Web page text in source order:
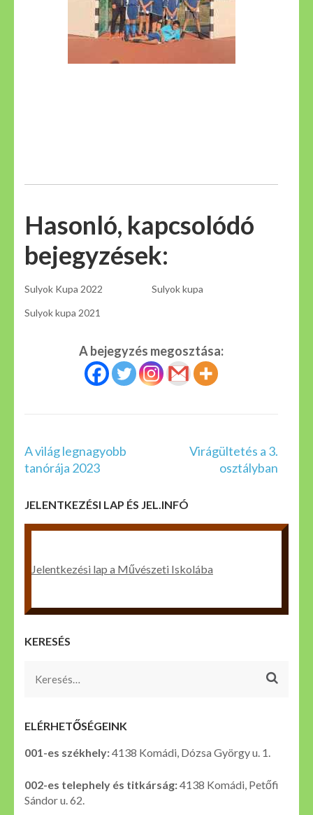
Hasonló, kapcsolódó
bejegyzések:
Sulyok Kupa 2022
Sulyok kupa
Sulyok kupa 2021
A bejegyzés megosztása:
Bejegyzés
navigáció
A világ legnagyobb
tanórája 2023
Virágültetés a 3.
osztályban
JELENTKEZÉSI LAP ÉS JEL.INFÓ
Jelentkezési lap a Művészeti Iskolába
KERESÉS
Keresés:
ELÉRHETŐSÉGEINK
001-es székhely:4138 Komádi, Dózsa György u. 1.
002-es telephely és titkárság:4138 Komádi, Petőfi
Sándor u. 62.